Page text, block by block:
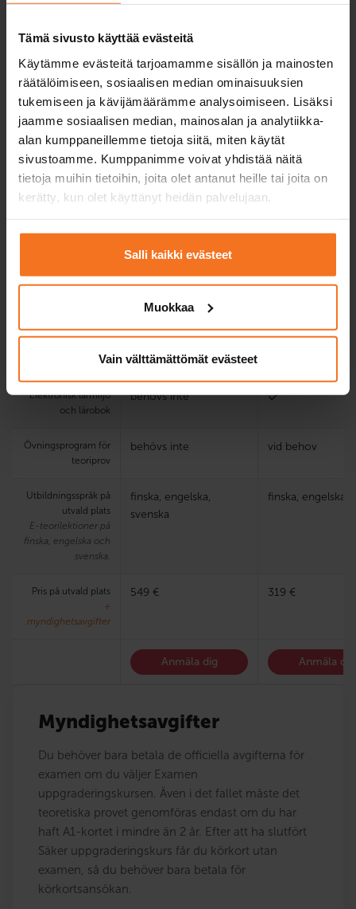
Tämä sivusto käyttää evästeitä
Käytämme evästeitä tarjoamamme sisällön ja mainosten
räätälöimiseen, sosiaalisen median ominaisuuksien
tukemiseen ja kävijämäärämme analysoimiseen. Lisäksi
jaamme sosiaalisen median, mainosalan ja analytiikka-
alan kumppaneillemme tietoja siitä, miten käytät
sivustoamme. Kumppanimme voivat yhdistää näitä
tietoja muihin tietoihin, joita olet antanut heille tai joita on
kerätty, kun olet käyttänyt heidän palvelujaan.
Salli kaikki evästeet
Muokkaa
Vain välttämättömät evästeet
Säker
uppgraderings
kurs
5 timmar körundervisning
varefter du direkt får körrätt
i kategori A utan
förarexamen.
kurs
2 timmar
hanteringsprov och
i kategori A
Körlektioner med
bilskolas
5 2
E-teorilektioner 2 behövs inte
bilskolas motorcykel
första körprov
behövs inte
Elektronisk lärmiljö
och lärobok
behövs inte
Övningsprogram för
teoriprov
behövs inte vid behov
Utbildningsspråk på
utvald plats
E-teorilektioner på
finska, engelska och
svenska.
finska, engelska,
svenska
finska, engelska
Pris på utvald plats
+
myndighetsavgifter
549 € 319 €
Anmäla dig Anmäla dig
Myndighetsavgifter
Du behöver bara betala de officiella avgifterna för
examen om du väljer Examen
uppgraderingskursen. Även i det fallet måste det
teoretiska provet genomföras endast om du har
haft A1-kortet i mindre än 2 år. Efter att ha slutfört
Säker uppgraderingskurs får du körkort utan
examen, så du behöver bara betala för
körkortsansökan.